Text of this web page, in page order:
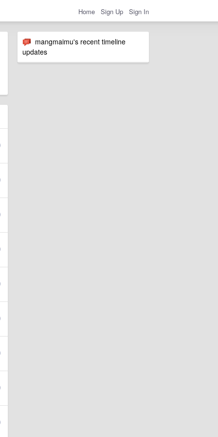
Home Sign Up Sign In
mangmaimu's recent timeline
updates